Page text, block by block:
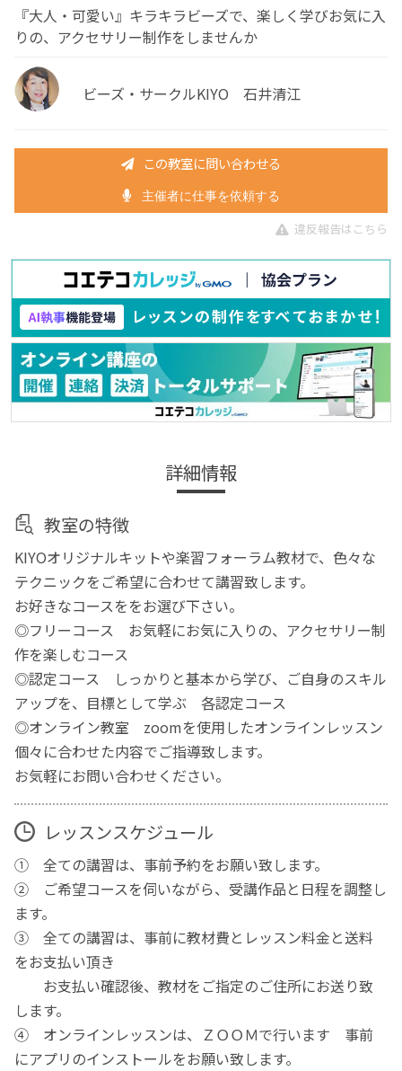
『大人・可愛い』キラキラビーズで、楽しく学びお気に入
りの、アクセサリー制作をしませんか
ビーズ・サークルKIYO 石井清江
この教室に問い合わせる
主催者に仕事を依頼する
違反報告はこちら
詳細情報
教室の特徴
KIYOオリジナルキットや楽習フォーラム教材で、色々な
テクニックをご希望に合わせて講習致します。
お好きなコースををお選び下さい。
◎フリーコース お気軽にお気に入りの、アクセサリー制
作を楽しむコース
◎認定コース しっかりと基本から学び、ご自身のスキル
アップを、目標として学ぶ 各認定コース
◎オンライン教室 zoomを使用したオンラインレッスン
個々に合わせた内容でご指導致します。
お気軽にお問い合わせください。
レッスンスケジュール
① 全ての講習は、事前予約をお願い致します。
② ご希望コースを伺いながら、受講作品と日程を調整し
ます。
③ 全ての講習は、事前に教材費とレッスン料金と送料
をお支払い頂き
お支払い確認後、教材をご指定のご住所にお送り致
します。
④ オンラインレッスンは、ＺＯＯＭで行います 事前
にアプリのインストールをお願い致します。